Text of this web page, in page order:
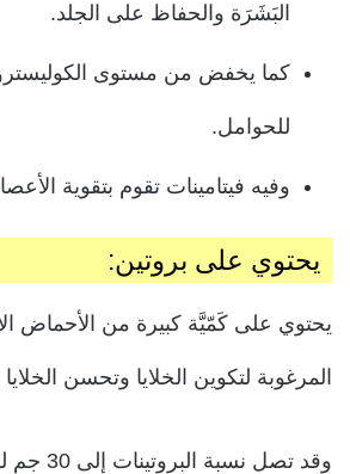
البَشَرَة والحفاظ على الجلد.
كما يخفض من مستوى
للحوامل.
وفيه فيتامينات تقوم بتقوية
يحتوي على بروتين:
يحتوي على كَمّيَّة كبيرة من الأحماض
المرغوبة لتكوين الخلايا وتحسن الخلايا